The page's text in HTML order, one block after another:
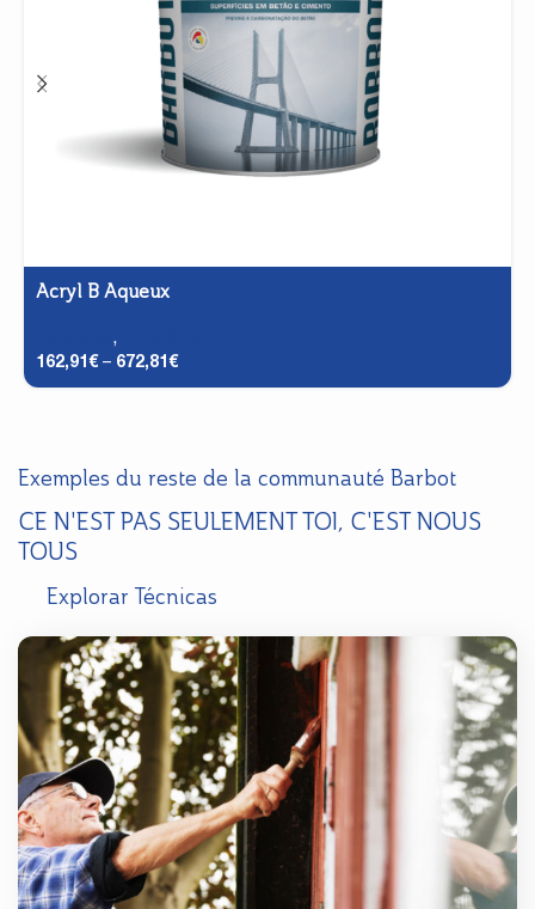
Acryl B Aqueux
,
162,91€ – 672,81€
Exemples du reste de la communauté Barbot
CE N'EST PAS SEULEMENT TOI, C'EST NOUS
TOUS
Explorar Técnicas